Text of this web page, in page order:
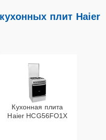
кухонных плит Haier
Кухонная плита
Haier HCG56FO1X